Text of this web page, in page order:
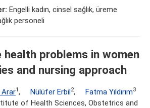
Engelli kadın, cinsel sağlık, üreme
personeli
health problems in women
and nursing approach
Arar1 , Nülüfer Erbil2, Fatma Yıldırım3
of Health Sciences, Obstetrics and